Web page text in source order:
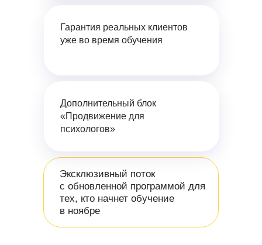
Гарантия реальных клиентов
уже во время обучения
Дополнительный блок
«Продвижение для
психологов»
Эксклюзивный поток
с обновленной программой для
тех, кто начнет обучение
в ноябре